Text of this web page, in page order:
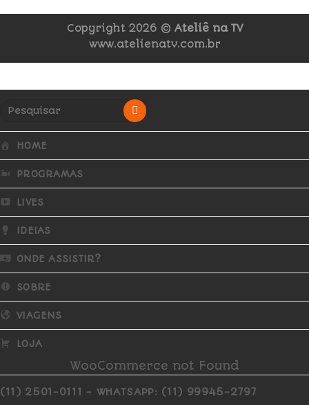
Copyright 2026 © Ateliê na TV
www.atelienatv.com.br
HOME
PROGRAMAS
LIVES
IDEIAS
ONDE ASSISTIR?
SOBRE
VIAGENS
LOJA
WooCommerce not Found
(11) 2501-0111 - WHATSAPP: (11) 99945-2797